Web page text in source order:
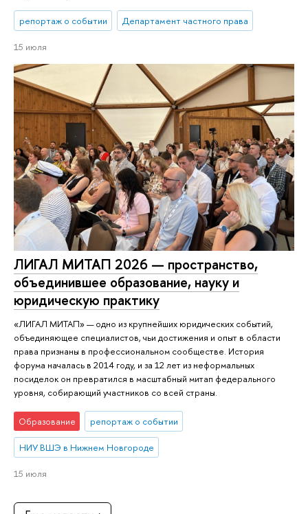
репортаж о событии Департамент частного права
15 июля
ЛИГАЛ МИТАП 2026 — пространство,
объединившее образование, науку и
юридическую практику
«ЛИГАЛ МИТАП» — одно из крупнейших юридических событий,
объединяющее специалистов, чьи достижения и опыт в области
права признаны в профессиональном сообществе. История
форума началась в 2014 году, и за 12 лет из неформальных
посиделок он превратился в масштабный митап федерального
уровня, собирающий участников со всей страны.
Образование репортаж о событии
НИУ ВШЭ в Нижнем Новгороде
15 июля